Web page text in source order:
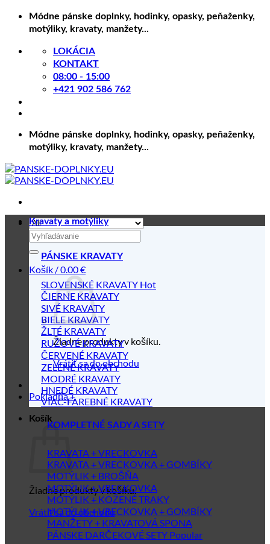
Skip
Módne pánske doplnky, hodinky, opasky, peňaženky,
motýliky, kravaty, manžety...
LOKÁCIA
KONTAKT
08:00 - 15:00
+421 902 586 762
Módne pánske doplnky, hodinky, opasky, peňaženky,
motýliky, kravaty, manžety...
Hľadať:
Košík /0.00€
Žiadne produkty v košíku.
Vrátiť sa do obchodu
Pokladňa+
Košík
Žiadne produkty v košíku.
Vrátiť sa do obchodu
Kravaty a motýliky
PÁNSKE KRAVATY
SLOVENSKÉ KRAVATY
ČIERNE KRAVATY
SIVÉ KRAVATY
BIELE KRAVATY
ŽLTÉ KRAVATY
RUŽOVÉ KRAVATY
ČERVENÉ KRAVATY
ZELENÉ KRAVATY
MODRÉ KRAVATY
HNEDÉ KRAVATY
VIAC-FAREBNÉ KRAVATY
KOMPLETNÉ SADY A SETY
KRAVATA + VRECKOVKA
KRAVATA + VRECKOVKA + GOMBÍKY
MOTÝLIK + BROŠŇA
MOTÝLIK + VRECKOVKA
MOTÝLIK + KOŽENÉ TRAKY
MOTÝLIK + VRECKOVKA + GOMBÍKY
MANŽETY + KRAVATOVÁ SPONA
PÁNSKE DARČEKOVÉ SETY